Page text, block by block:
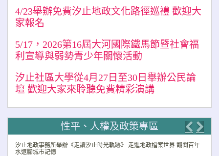
4/23舉辦免費汐止地政文化路徑巡禮 歡迎大
家報名
5/17，2026第16屆大河國際鐵馬節暨社會福
利宣導與弱勢青少年關懷活動
汐止社區大學從4月27日至30日舉辦公民論
壇 歡迎大家來聆聽免費精彩演講
性平、人權及政策專區
汐止地政事務所舉辦《走讀汐止時光軌跡》 走進地政檔案世界 翻閱百年
水返腳城市記憶